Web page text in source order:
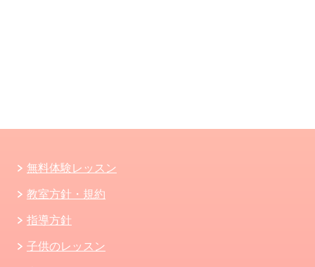
無料体験レッスン
教室方針・規約
指導方針
子供のレッスン